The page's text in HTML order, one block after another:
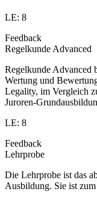
LE: 8
Feedback
Regelkunde Advanced
Regelkunde Advanced
Wertung und
Legality, im Vergleich
Juroren-
LE: 8
Feedback
Lehrprobe
Die Lehrprobe ist das
Ausbildung. Sie ist